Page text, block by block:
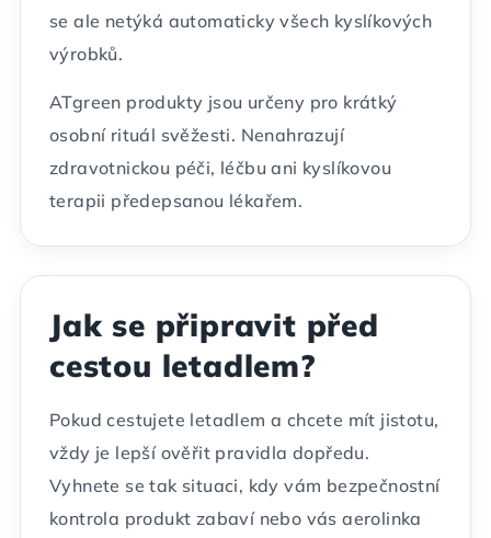
se ale netýká automaticky všech kyslíkových
výrobků.
ATgreen produkty jsou určeny pro krátký
osobní rituál svěžesti. Nenahrazují
zdravotnickou péči, léčbu ani kyslíkovou
terapii předepsanou lékařem.
Jak se připravit před
cestou letadlem?
Pokud cestujete letadlem a chcete mít jistotu,
vždy je lepší ověřit pravidla dopředu.
Vyhnete se tak situaci, kdy vám bezpečnostní
kontrola produkt zabaví nebo vás aerolinka